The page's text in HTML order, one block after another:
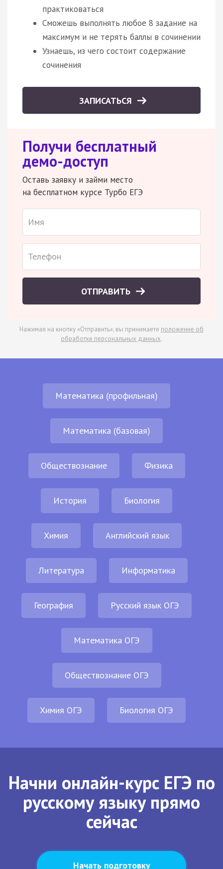
практиковаться
Сможешь выполнять любое 8 задание на
максимум и не терять баллы в сочинении
Узнаешь, из чего состоит содержание
сочинения
ЗАПИСАТЬСЯ
Получи бесплатный
демо-доступ
Оставь заявку и займи место
на бесплатном курсе Турбо ЕГЭ
ОТПРАВИТЬ
Нажимая на кнопку «Отправить», вы принимаете положение об
обработке персональных данных.
Математика (профильная)
Математика (базовая)
Обществознание Физика
История Биология
Химия Английский язык
Литература Информатика
География Русский язык ОГЭ
Математика ОГЭ
Обществознание ОГЭ
Химия ОГЭ Биология ОГЭ
Начни онлайн-курс ЕГЭ по
русскому языку прямо
сейчас
Начать подготовку